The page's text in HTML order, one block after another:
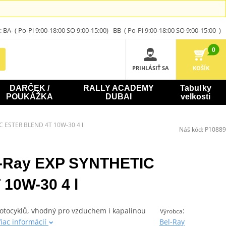
( Po-Pi 9:00-18:00 SO 9:00-15:00) BB ( Po-Pi 9:00-18:00 SO 9:00-15:00 )
PRIHLÁSIŤ SA
0
KOŠÍK
DARČEK /
POUKÁŽKA
RALLY ACADEMY
DUBAI
Tabuľky
velkosti
ESTER BLEND 4T 10W-30 4 l
EXP SYNTHETIC
30 4 l
Výrobca:
Bel-Ray
vhodný pro vzduchem i kapalinou
informácií
Náš kód: P10889